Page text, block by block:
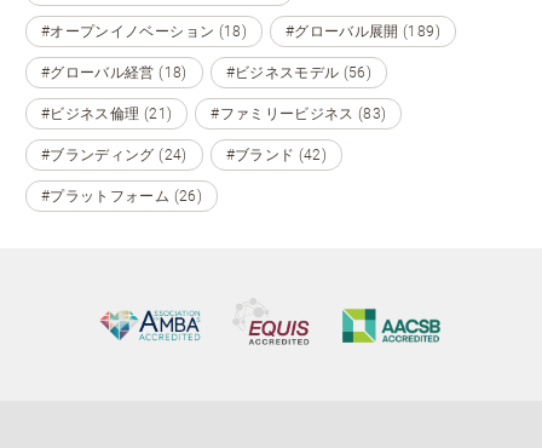
#オープンイノベーション (18) #グローバル展開 (189)
#グローバル経営 (18) #ビジネスモデル (56)
#ビジネス倫理 (21) #ファミリービジネス (83)
#ブランディング (24) #ブランド (42)
#プラットフォーム (26)